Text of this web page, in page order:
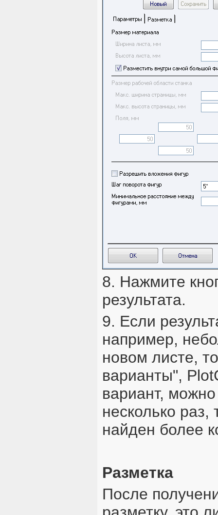
8. Нажмите
результата.
9. Если
например,
новом листе,
варианты",
вариант,
несколько раз,
найден более
Разметка
После